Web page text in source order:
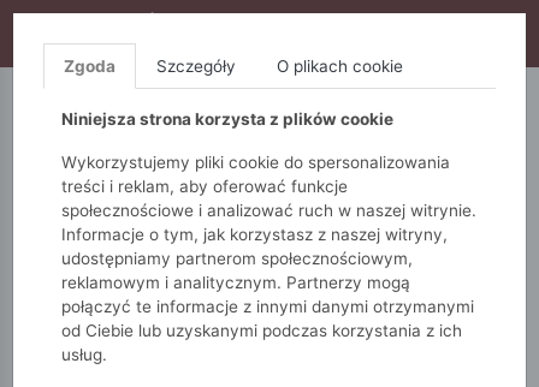
S10), DODATKOWE 15% ZA 3SZT (KOD: S15)
5.10.15. QUIOSQUE
Monnari Torby Kuferki Mała torebka z frędzlami
Zgoda Szczegóły O plikach cookie
Niniejsza strona korzysta z plików cookie
Wykorzystujemy pliki cookie do spersonalizowania
treści i reklam, aby oferować funkcje
społecznościowe i analizować ruch w naszej witrynie.
Informacje o tym, jak korzystasz z naszej witryny,
udostępniamy partnerom społecznościowym,
reklamowym i analitycznym. Partnerzy mogą
połączyć te informacje z innymi danymi otrzymanymi
od Ciebie lub uzyskanymi podczas korzystania z ich
usług.